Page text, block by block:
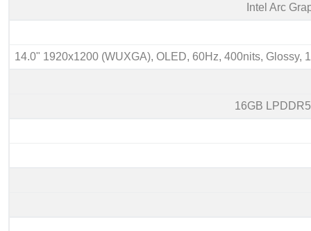
Intel Arc
14.0" 1920x1200 (WUXGA), OLED, 60Hz, 400nits,
16GB